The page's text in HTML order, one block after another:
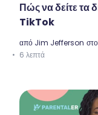
Πώς να δείτε τα
TikTok
από Jim Jefferson στο
6 λεπτά